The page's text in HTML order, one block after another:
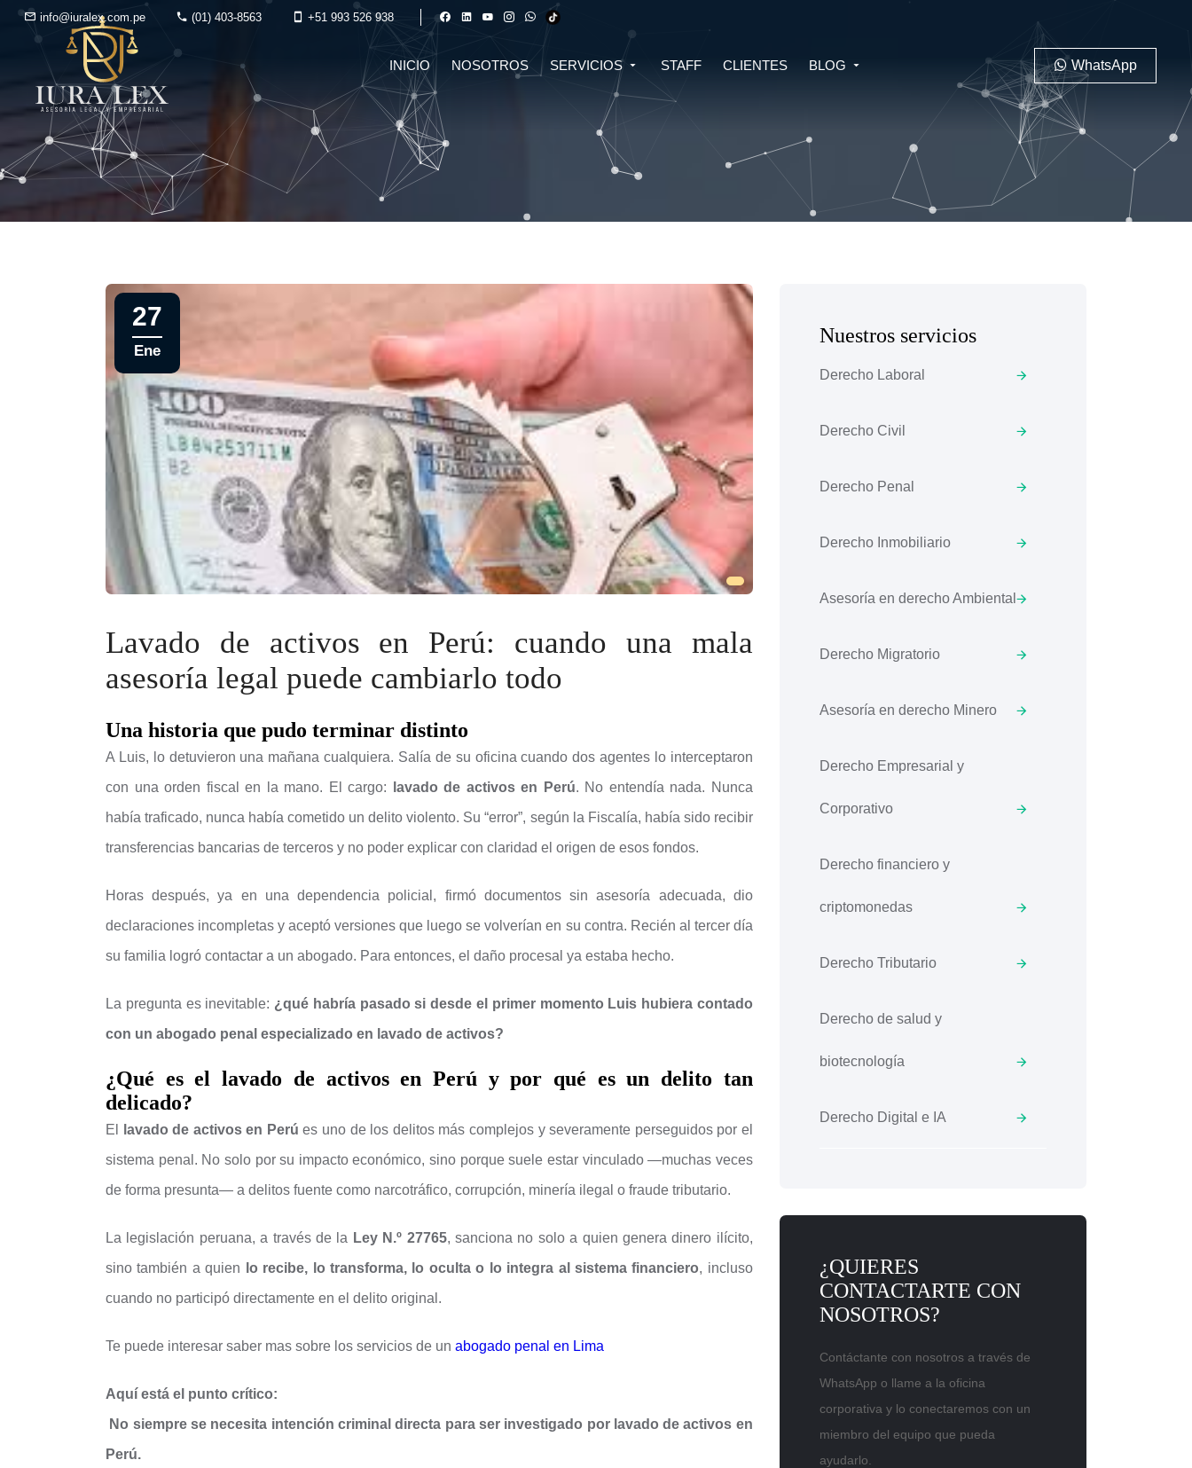
info@iuralex.com.pe (01) 403-8563 +51 993 526 938
INICIO NOSOTROS SERVICIOS
DERECHO FINANCIERO Y
CRIPTOMONEDAS
DERECHO CIVIL
DERECHO DE SALUD Y
DERECHO EMPRESARIAL Y
CORPORATIVO
DERECHO INMOBILIARIO DERECHO MIGRATORIO
ASESORÍA EN DERECHO AMBIENTAL ASESORÍA EN DERECHO MINERO
STAFF CLIENTES BLOG
LABORAL
WhatsApp
27
Ene
Lavado de activos en Perú: cuando una mala
asesoría legal puede cambiarlo todo
Una historia que pudo terminar distinto
A Luis, lo detuvieron una mañana cualquiera. Salía de su oficina cuando dos agentes lo interceptaron
con una orden fiscal en la mano. El cargo:
lavado de activos en Perú. No entendía nada. Nunca
había traficado, nunca había cometido un delito violento. Su “error”, según la Fiscalía, había sido recibir
transferencias bancarias de terceros y no poder explicar con claridad el origen de esos fondos.
Horas después, ya en una dependencia policial, firmó documentos sin asesoría adecuada, dio
declaraciones incompletas y aceptó versiones que luego se volverían en su contra. Recién al tercer día
su familia logró contactar a un abogado. Para entonces, el daño procesal ya estaba hecho.
La pregunta es inevitable: ¿qué habría pasado si desde el primer momento Luis hubiera contado
con un abogado penal especializado en lavado de activos?
¿Qué es el lavado de activos en Perú y por qué es un delito tan
delicado?
El lavado de activos en Perú es uno de los delitos más complejos y severamente perseguidos por el
sistema penal. No solo por su impacto económico, sino porque suele estar vinculado —muchas veces
de forma presunta— a delitos fuente como narcotráfico, corrupción, minería ilegal o fraude tributario.
La legislación peruana, a través de la Ley N.º 27765, sanciona no solo a quien genera dinero ilícito,
sino también a quien
lo recibe, lo transforma, lo oculta o lo integra al sistema financiero, incluso
cuando no participó directamente en el delito original.
Te puede interesar saber mas sobre los servicios de un abogado penal en Lima
Aquí está el punto crítico:
No siempre se necesita intención criminal directa para ser investigado por lavado de activos en
Perú.
Nuestros servicios
Derecho Laboral
Derecho Civil
Derecho Penal
Derecho Inmobiliario
Asesoría en derecho Ambiental
Derecho Migratorio
Asesoría en derecho Minero
Derecho Empresarial y
Corporativo
Derecho financiero y
criptomonedas
Derecho Tributario
Derecho de salud y
biotecnología
Derecho Digital e IA
¿QUIERES
CONTACTARTE CON
NOSOTROS?
Contáctante con nosotros a través de
WhatsApp o llame a la oficina
corporativa y lo conectaremos con un
miembro del equipo que pueda
ayudarlo.